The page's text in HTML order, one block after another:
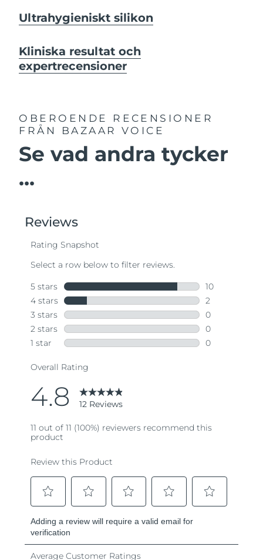
Ultrahygieniskt silikon
Kliniska resultat och
expertrecensioner
OBEROENDE RECENSIONER
FRÅN BAZAAR VOICE
Se vad andra tycker
...